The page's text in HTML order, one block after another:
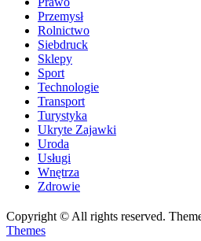
Przemysł
Rolnictwo
Siebdruck
Sklepy
Sport
Technologie
Transport
Turystyka
Ukryte Zajawki
Uroda
Usługi
Wnętrza
Zdrowie
Copyright © All rights reserved.
Themes